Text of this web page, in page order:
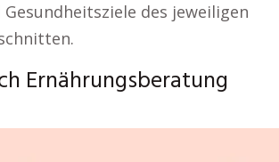
des jeweiligen
Ernährungsberatung